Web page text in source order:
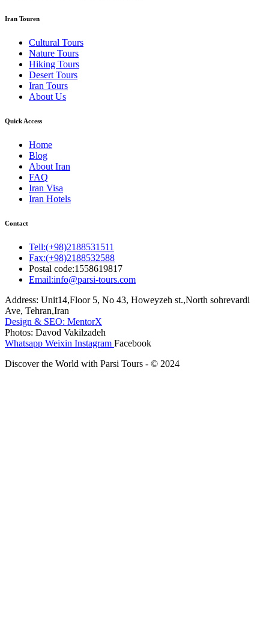
Iran Touren
Cultural Tours
Nature Tours
Hiking Tours
Desert Tours
Iran Tours
About Us
Quick Access
Home
Blog
About Iran
FAQ
Iran Visa
Iran Hotels
Contact
Tell:(+98)2188531511
Fax:(+98)2188532588
Postal code:1558619817
Email:info@parsi-tours.com
Address: Unit14,Floor 5, No 43, Howeyzeh st.,North sohrevardi
Ave, Tehran,Iran
Design & SEO: MentorX
Photos: Davod Vakilzadeh
Whatsapp Weixin Instagram Facebook
Discover the World with Parsi Tours - © 2024